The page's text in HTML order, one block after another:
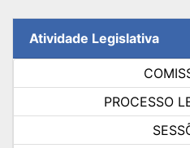
Atividade Legislativa
PROCESSO